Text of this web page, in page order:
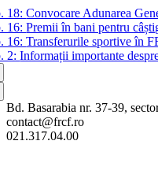
Skip
to
content
18:Convocare Adunarea
16:Premii în bani pentru
16:Transferurile sportive în
2:Informații importante
Bd. Basarabia nr. 37-39,
contact@frcf.ro
021.317.04.00